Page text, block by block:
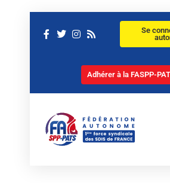
Se
Adhérer à la FASPP-